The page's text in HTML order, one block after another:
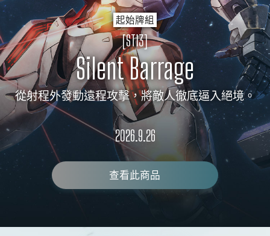
RULES
起始牌組
[ST13]
Silent Barrage
從射程外發動遠程攻擊，將敵人徹底逼入絕境。
2026.9.26
查看此商品